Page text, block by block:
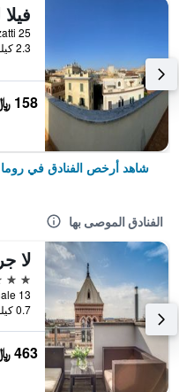
2.3 كيلومتر عن وسط المدينة
158 ﷼
شاهد أرخص الفنادق في روما
الفنادق الموصى بها
لا
4 نجوم
0.7 كيلومتر عن وسط المدينة
463 ﷼